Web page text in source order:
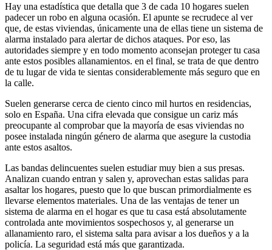
Hay una estadística que detalla que 3 de cada 10 hogares suelen
padecer un robo en alguna ocasión. El apunte se recrudece al ver
que, de estas viviendas, únicamente una de ellas tiene un sistema de
alarma instalado para alertar de dichos ataques. Por eso, las
autoridades siempre y en todo momento aconsejan proteger tu casa
ante estos posibles allanamientos. en el final, se trata de que dentro
de tu lugar de vida te sientas considerablemente más seguro que en
la calle.
Suelen generarse cerca de ciento cinco mil hurtos en residencias,
solo en España. Una cifra elevada que consigue un cariz más
preocupante al comprobar que la mayoría de esas viviendas no
posee instalada ningún género de alarma que asegure la custodia
ante estos asaltos.
Las bandas delincuentes suelen estudiar muy bien a sus presas.
Analizan cuando entran y salen y, aprovechan estas salidas para
asaltar los hogares, puesto que lo que buscan primordialmente es
llevarse elementos materiales. Una de las ventajas de tener un
sistema de alarma en el hogar es que tu casa está absolutamente
controlada ante movimientos sospechosos y, al generarse un
allanamiento raro, el sistema salta para avisar a los dueños y a la
policía. La seguridad está más que garantizada.